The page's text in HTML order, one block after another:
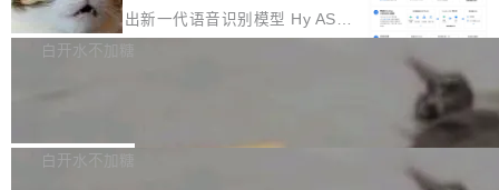
颈。 代码仓深度理解服务（以下简称" CodeBas
e深度理解服务"）是华为云码道（CodeA...
的账号密码进入A集群，输入了一条被程序员圈
称为"删库跑路"的命令——最高管理员权限、无
自研的多个文生3D和...
存永远不够用。 Cloudflare 的 Workers AI 团队
一直在跑这些模型的推理。他们在官方博客上发
整性保护。效果是：吞吐量提升 41%，每 token
腾讯混元正式推出新一代语音识别模型 Hy ASR
3.0preview。基于最新一代大语言模型 Hy3 的
让语音识别不再只是听清，而是真正听懂。通过
白开水不加糖
新和少量网页兼容性修复版本。 Changes/fixe
白开水不加糖